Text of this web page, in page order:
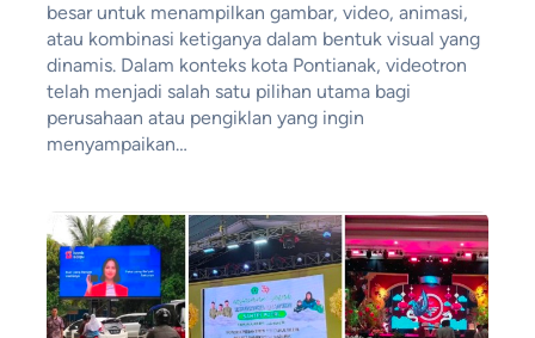
besar untuk menampilkan gambar, video, animasi,
atau kombinasi ketiganya dalam bentuk visual yang
dinamis. Dalam konteks kota Pontianak, videotron
telah menjadi salah satu pilihan utama bagi
perusahaan atau pengiklan yang ingin
menyampaikan…